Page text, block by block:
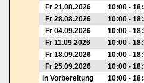
Fr 21.08.2026
10:00 -
Fr 28.08.2026
10:00 -
Fr 04.09.2026
10:00 -
Fr 11.09.2026
10:00 -
Fr 18.09.2026
10:00 -
Fr 25.09.2026
10:00 -
in Vorbereitung
10:00 -